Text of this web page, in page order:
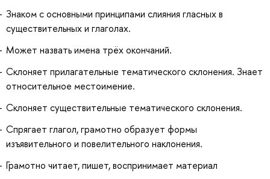
Знаком с основными принципами слияния гласных в
существительных и глаголах.
Может назвать имена трёх окончаний.
Склоняет прилагательные тематического склонения. Знает
относительное местоимение.
Склоняет существительные тематического склонения.
Спрягает глагол, грамотно образует формы
изъявительного и повелительного наклонения.
Грамотно читает, пишет, воспринимает материал